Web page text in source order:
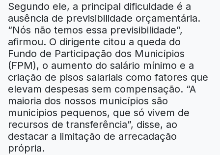
Segundo ele, a principal dificuldade é a
ausência de previsibilidade orçamentária.
“Nós não temos essa previsibilidade”,
afirmou. O dirigente citou a queda do
Fundo de Participação dos Municípios
(FPM), o aumento do salário mínimo e a
criação de pisos salariais como fatores que
elevam despesas sem compensação. “A
maioria dos nossos municípios são
municípios pequenos, que só vivem de
recursos de transferência”, disse, ao
destacar a limitação de arrecadação
própria.